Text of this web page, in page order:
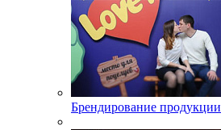
Брендирование продукции